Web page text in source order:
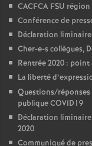
CACFCA FSU
Conférence de
Déclaration liminaire
Cher-e-s collègues,
Rentrée 2020 : point
La liberté
Questions/réponses
publique COVID19
Déclaration
2020
Communiqué de